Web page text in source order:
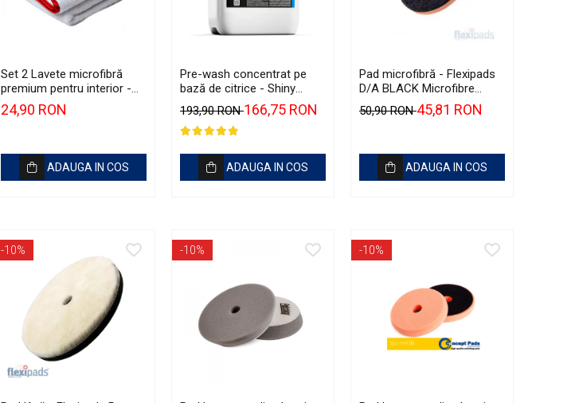
Set 2 Lavete microfibră
premium pentru interior -
Premium Microfibres
400gsm White Towels
24,90 RON
ADAUGA IN COS
Pre-wash concentrat pe
bază de citrice - Shiny
Garage Citrus Infused TFR
(5L)
193,90 RON166,75 RON
ADAUGA IN COS
Pad microfibră - Flexipads
D/A BLACK Microfibre
Cutting Disc 5" (125mm)
50,90 RON45,81 RON
ADAUGA IN COS
-10% -10% -10%